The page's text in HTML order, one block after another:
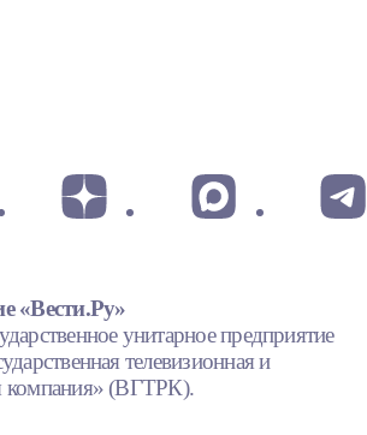
«Вести.Ру»
унитарное предприятие
телевизионная и
компания» (ВГТРК).